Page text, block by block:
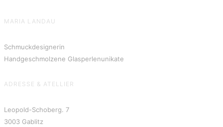
MARIA LANDAU
Schmuckdesignerin
Handgeschmolzene Glasperlenunikate
ADRESSE & ATELLIER
Leopold-Schoberg. 7
3003 Gablitz